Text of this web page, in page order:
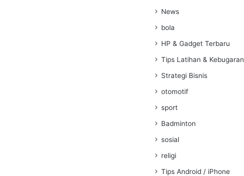
News
bola
HP & Gadget Terbaru
Tips Latihan & Kebugaran
Strategi Bisnis
otomotif
sport
Badminton
sosial
religi
Tips Android / iPhone